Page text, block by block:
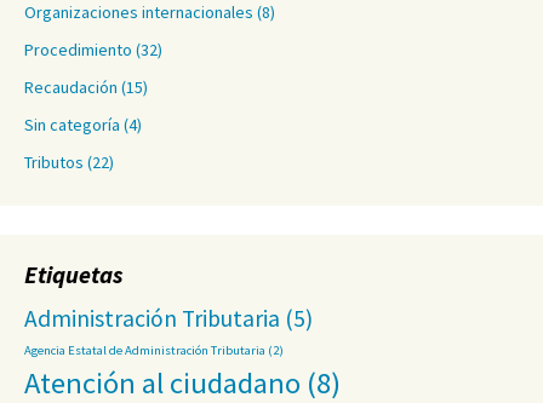
Organizaciones internacionales (8)
Procedimiento (32)
Recaudación (15)
Sin categoría (4)
Tributos (22)
Etiquetas
Administración Tributaria (5)
Agencia Estatal de Administración Tributaria (2)
Atención al ciudadano (8)